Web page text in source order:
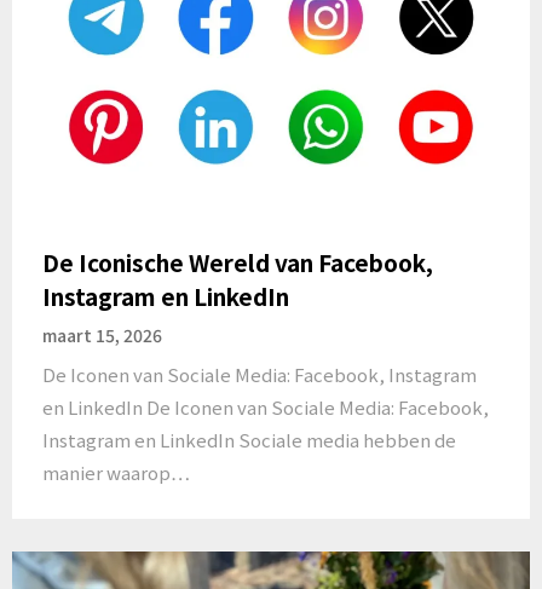
De Iconische Wereld van Facebook,
Instagram en LinkedIn
maart 15, 2026
De Iconen van Sociale Media: Facebook, Instagram
en LinkedIn De Iconen van Sociale Media: Facebook,
Instagram en LinkedIn Sociale media hebben de
manier waarop…